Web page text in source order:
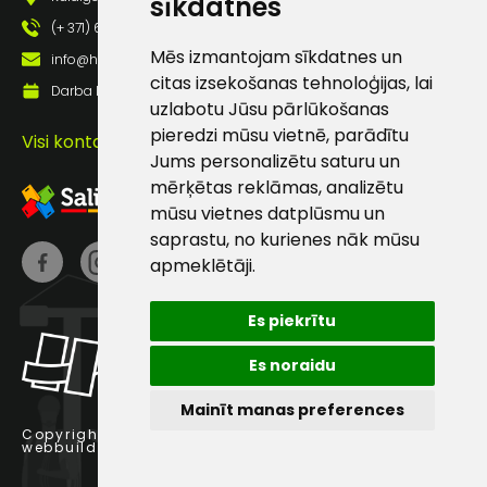
Mēs izmantojam sīkdatnes un
citas izsekošanas tehnoloģijas, lai
uzlabotu Jūsu pārlūkošanas
pieredzi mūsu vietnē, parādītu
Jums personalizētu saturu un
mērķētas reklāmas, analizētu
mūsu vietnes datplūsmu un
saprastu, no kurienes nāk mūsu
apmeklētāji.
Es piekrītu
Es noraidu
Mainīt manas preferences
Copyright © 2025 Hards SIA.
webbuilding.lv
(+ 371) 63 881 186
info@hards.lv
Darba laiks: Darbadienās: 8:00 - 17:00
Visi kontakti
Sūtīt ziņojumu
Klientu
atbalsts
(+371) 63 881
186
info@hards.lv